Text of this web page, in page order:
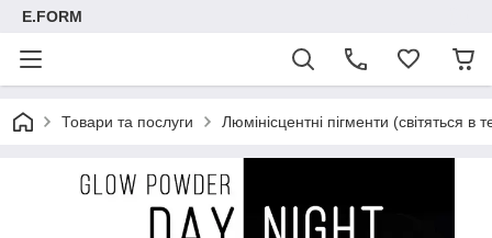
E.FORM
Товари та послуги Люмінісцентні пігменти (світяться в